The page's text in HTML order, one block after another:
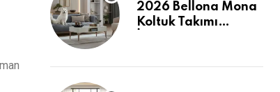
2026 Bellona Mona
Koltuk Takımı